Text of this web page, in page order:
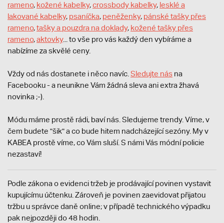
rameno, kožené kabelky,crossbody kabelky, lesklé a
lakované kabelky, psaníčka, peněženky, pánské tašky přes
rameno,tašky a pouzdra na doklady, kožené tašky přes
rameno,aktovky... to vše pro vás každý den vybíráme a
nabízíme za skvělé ceny.
Vždy od nás dostanete i něco navíc. Sledujte nás na
Facebooku - a neunikne Vám žádná sleva ani extra žhavá
novinka ;-).
Módu máme prostě rádi, baví nás. Sledujeme trendy. Víme, v
čem budete "šik" a co bude hitem nadcházející sezóny. My v
KABEA prostě víme, co Vám sluší. S námi Vás módní policie
nezastaví!
Podle zákona o evidenci tržeb je prodávající povinen vystavit
kupujícímu účtenku. Zároveň je povinen zaevidovat přijatou
tržbu u správce daně online; v případě technického výpadku
pak nejpozději do 48 hodin.